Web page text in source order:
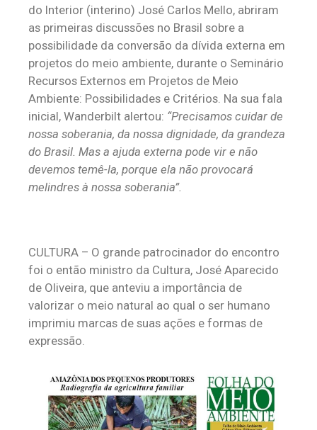
do Interior (interino) José Carlos Mello, abriram
as primeiras discussões no Brasil sobre a
possibilidade da conversão da dívida externa em
projetos do meio ambiente, durante o Seminário
Recursos Externos em Projetos de Meio
Ambiente: Possibilidades e Critérios. Na sua fala
inicial, Wanderbilt alertou: “Precisamos cuidar de
nossa soberania, da nossa dignidade, da grandeza
do Brasil. Mas a ajuda externa pode vir e não
devemos temê-la, porque ela não provocará
melindres à nossa soberania”.
CULTURA – O grande patrocinador do encontro
foi o então ministro da Cultura, José Aparecido
de Oliveira, que anteviu a importância de
valorizar o meio natural ao qual o ser humano
imprimiu marcas de suas ações e formas de
expressão.